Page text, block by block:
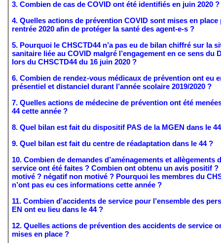
3. Combien de cas de COVID ont été identifiés en juin 2020 ?
4. Quelles actions de prévention COVID sont mises en place
rentrée 2020 afin de protéger la santé des agent-e-s ?
5. Pourquoi le CHSCTD44 n’a pas eu de bilan chiffré sur la
sanitaire liée au COVID malgré l’engagement en ce sens du
lors du CHSCTD44 du 16 juin 2020 ?
6. Combien de rendez-vous médicaux de prévention ont eu
présentiel et distanciel durant l’année scolaire 2019/2020 ?
7. Quelles actions de médecine de prévention ont été
44 cette année ?
8. Quel bilan est fait du dispositif PAS de la MGEN dans le 44
9. Quel bilan est fait du centre de réadaptation dans le 44 ?
10. Combien de demandes d’aménagements et allègements
service ont été faites ? Combien ont obtenu un avis positif ?
motivé ? négatif non motivé ? Pourquoi les membres du
n’ont pas eu ces informations cette année ?
11. Combien d’accidents de service pour l’ensemble des
EN ont eu lieu dans le 44 ?
12. Quelles actions de prévention des accidents de service
mises en place ?